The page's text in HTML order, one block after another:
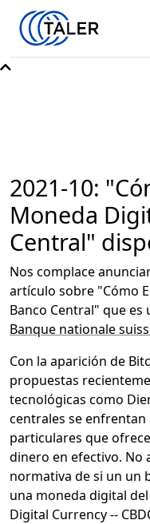
2021-10:
Moneda
Central"
Nos complace
artículo sobre "Cómo
Banco Central" que
Banque nationale
Con la aparición de
propuestas
tecnológicas como
centrales se
particulares que
dinero en efectivo. No
normativa de si un un
una moneda digital
Digital Currency --